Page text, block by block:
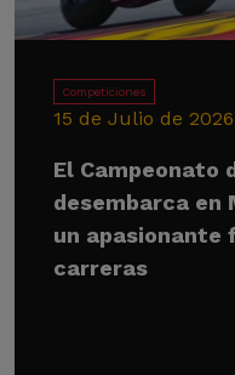
Competiciones
15 de Julio de 2026
El Campeonato
desembarca en
un apasionante
carreras